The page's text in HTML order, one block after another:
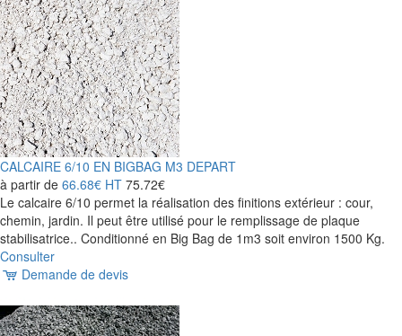
CALCAIRE 6/10 EN BIGBAG M3 DEPART
à partir de 66.68€ HT 75.72€
Le calcaire 6/10 permet la réalisation des finitions extérieur : cour,
chemin, jardin. Il peut être utilisé pour le remplissage de plaque
stabilisatrice.. Conditionné en Big Bag de 1m3 soit environ 1500 Kg.
Consulter
Demande de devis